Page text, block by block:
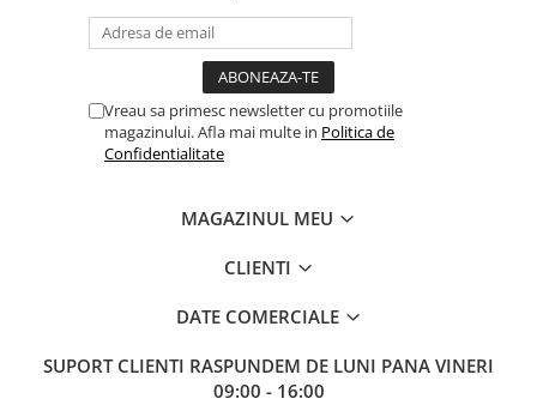
Vreau sa primesc newsletter cu promotiile
magazinului. Afla mai multe in Politica de
Confidentialitate
MAGAZINUL MEU
CLIENTI
DATE COMERCIALE
SUPORT CLIENTI RASPUNDEM DE LUNI PANA VINERI
09:00 - 16:00